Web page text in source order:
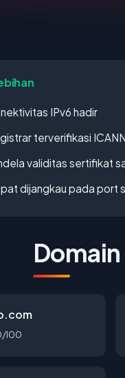
IPv6 hadir
terverifikasi ICANN
validitas sertifikat
dijangkau pada port
100